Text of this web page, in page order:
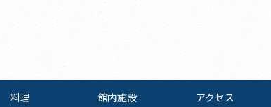
料理 館内施設 アクセス